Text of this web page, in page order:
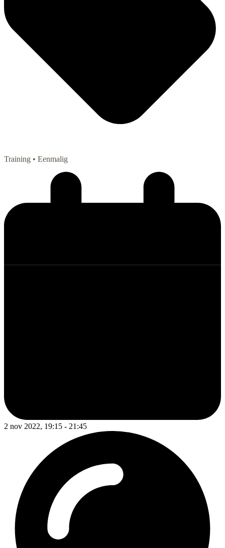
Training • Eenmalig
2 nov 2022, 19:15 - 21:45